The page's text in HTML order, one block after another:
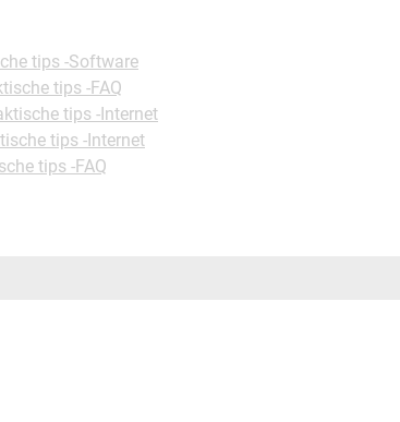
tips -Software
tips -FAQ
tips -Internet
tips -Internet
tips -FAQ